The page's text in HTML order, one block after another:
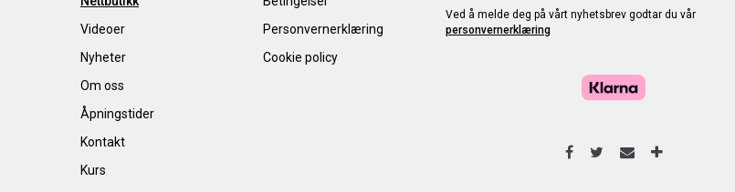
Videoer
Nyheter
Om oss
Åpningstider
Kontakt
Kurs
Personvernerklæring
Cookie policy
Ved å melde deg på vårt nyhetsbrev godtar du vår
personvernerklæring